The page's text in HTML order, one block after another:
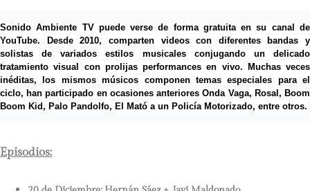
Sonido Ambiente TV puede verse de forma gratuita en su canal de
YouTube. Desde 2010, comparten videos con diferentes bandas y
solistas de variados estilos musicales conjugando un delicado
tratamiento visual con prolijas performances en vivo. Muchas veces
inéditas, los mismos músicos componen temas especiales para el
ciclo, han participado en ocasiones anteriores Onda Vaga, Rosal, Boom
Boom Kid, Palo Pandolfo, El Mató a un Policía Motorizado, entre otros.
Episodios: